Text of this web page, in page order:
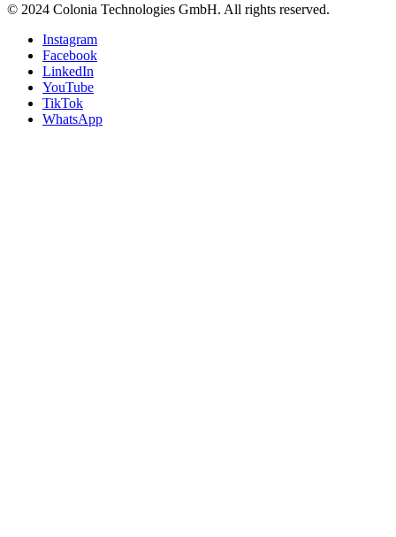
© 2024 Colonia Technologies GmbH. All rights reserved.
Instagram
Facebook
LinkedIn
YouTube
TikTok
WhatsApp